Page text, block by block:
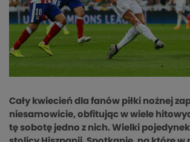
Cały kwiecień dla fanów piłki nożnej
niesamowicie, obfitując w wiele
tę sobotę jedno z nich. Wielki